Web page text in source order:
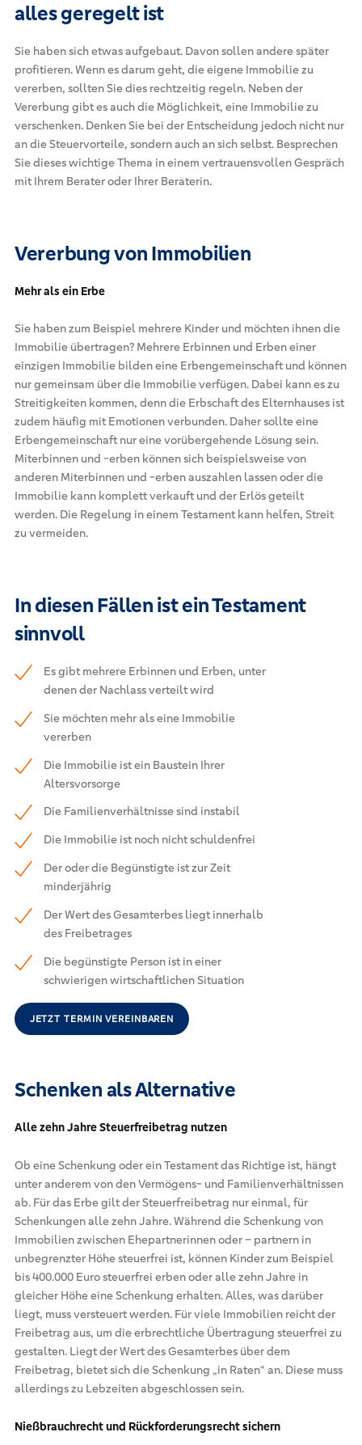
alles geregelt ist
Sie haben sich etwas aufgebaut. Davon sollen andere später
profitieren. Wenn es darum geht, die eigene Immobilie zu
vererben, sollten Sie dies rechtzeitig regeln. Neben der
Vererbung gibt es auch die Möglichkeit, eine Immobilie zu
verschenken. Denken Sie bei der Entscheidung jedoch nicht nur
an die Steuervorteile, sondern auch an sich selbst. Besprechen
Sie dieses wichtige Thema in einem vertrauensvollen Gespräch
mit Ihrem Berater oder Ihrer Beraterin.
Vererbung von Immobilien
Mehr als ein Erbe
Sie haben zum Beispiel mehrere Kinder und möchten ihnen die
Immobilie übertragen? Mehrere Erbinnen und Erben einer
einzigen Immobilie bilden eine Erbengemeinschaft und können
nur gemeinsam über die Immobilie verfügen. Dabei kann es zu
Streitigkeiten kommen, denn die Erbschaft des Elternhauses ist
zudem häufig mit Emotionen verbunden. Daher sollte eine
Erbengemeinschaft nur eine vorübergehende Lösung sein.
Miterbinnen und -erben können sich beispielsweise von
anderen Miterbinnen und -erben auszahlen lassen oder die
Immobilie kann komplett verkauft und der Erlös geteilt
werden. Die Regelung in einem Testament kann helfen, Streit
zu vermeiden.
In diesen Fällen ist ein Testament
sinnvoll
Es gibt mehrere Erbinnen und Erben, unter
denen der Nachlass verteilt wird
Sie möchten mehr als eine Immobilie
vererben
Die Immobilie ist ein Baustein Ihrer
Altersvorsorge
Die Familienverhältnisse sind instabil
Die Immobilie ist noch nicht schuldenfrei
Der oder die Begünstigte ist zur Zeit
minderjährig
Der Wert des Gesamterbes liegt innerhalb
des Freibetrages
Die begünstigte Person ist in einer
schwierigen wirtschaftlichen Situation
JETZT TERMIN VEREINBAREN
Schenken als Alternative
Alle zehn Jahre Steuerfreibetrag nutzen
Ob eine Schenkung oder ein Testament das Richtige ist, hängt
unter anderem von den Vermögens- und Familienverhältnissen
ab. Für das Erbe gilt der Steuerfreibetrag nur einmal, für
Schenkungen alle zehn Jahre. Während die Schenkung von
Immobilien zwischen Ehepartnerinnen oder – partnern in
unbegrenzter Höhe steuerfrei ist, können Kinder zum Beispiel
bis 400.000 Euro steuerfrei erben oder alle zehn Jahre in
gleicher Höhe eine Schenkung erhalten. Alles, was darüber
liegt, muss versteuert werden. Für viele Immobilien reicht der
Freibetrag aus, um die erbrechtliche Übertragung steuerfrei zu
gestalten. Liegt der Wert des Gesamterbes über dem
Freibetrag, bietet sich die Schenkung „in Raten“ an. Diese muss
allerdings zu Lebzeiten abgeschlossen sein.
Nießbrauchrecht und Rückforderungsrecht sichern